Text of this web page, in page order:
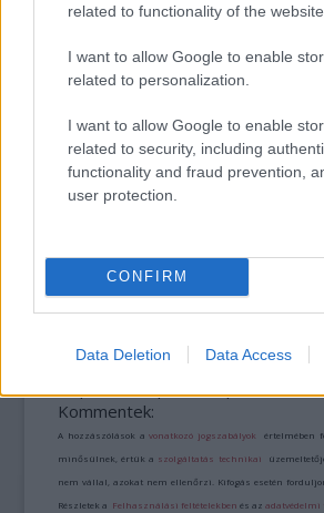
related to functionality of the
I want to allow Google to enable
related to personalization.
I want to allow Google to enable
related to security, including
functionality and fraud prevention,
user protection.
CONFIRM
Data Deletion Data Access
TERMÉSZETFELETTI ERŐK ÉS
NYOMÁBAN MAGYAR
10 LEGKEDVELTEBB MOZIJA
A bejegyzés trackback címe:
Kommentek:
A hozzászólások avonatkozó jogszabályok értelmében
minősülnek, értük a szolgáltatás technikai
nem vállal, azokat nem ellenőrzi. Kifogás esetén
Részletek a Felhasználási feltételekben és azadatvédelmi